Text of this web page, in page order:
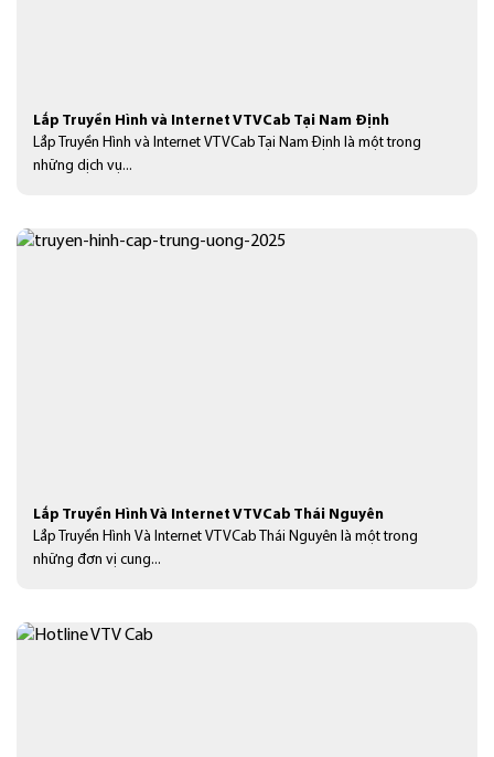
Lắp Truyền Hình và Internet VTVCab Tại Nam Định
Lắp Truyền Hình và Internet VTVCab Tại Nam Định là một trong
những dịch vụ...
Lắp Truyền Hình Và Internet VTVCab Thái Nguyên
Lắp Truyền Hình Và Internet VTVCab Thái Nguyên là một trong
những đơn vị cung...